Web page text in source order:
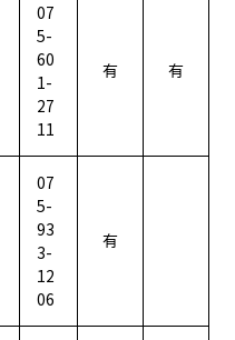
07
5-
60
1-
27
11
有 有
07
5-
93
3-
12
06
有